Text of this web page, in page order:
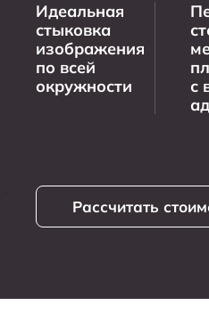
Идеальная
стыковка
изображения
по всей
окружности
с
Рассчитать